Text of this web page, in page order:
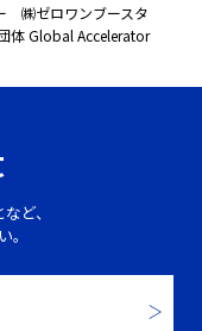
㈱ゼロワンブースタ
体 Global Accelerator
ど、